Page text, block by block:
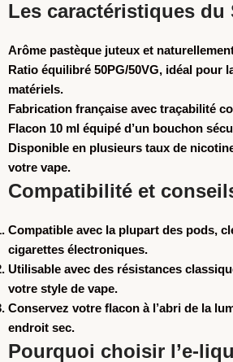
Les caractéristiques du
Arôme pastèque juteux et
Ratio équilibré 50PG/50VG, idéal pour
matériels.
Fabrication française avec traçabilité
Flacon 10 ml équipé d’un bouchon
Disponible en plusieurs taux de
votre vape.
Compatibilité et
Compatible avec la plupart des pods,
cigarettes électroniques.
Utilisable avec des résistances
votre style de vape.
Conservez votre flacon à l’abri de la
endroit sec.
Pourquoi choisir l’e-